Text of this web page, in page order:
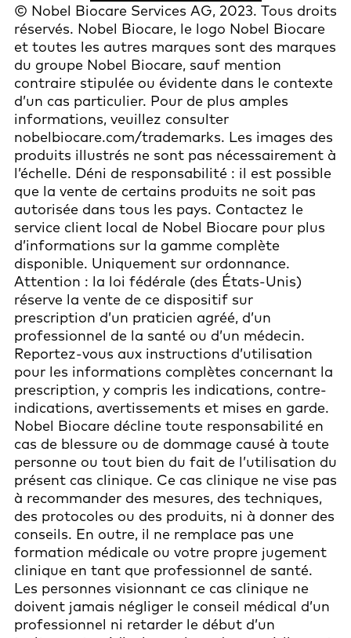
© Nobel Biocare Services AG, 2023. Tous droits
réservés. Nobel Biocare, le logo Nobel Biocare
et toutes les autres marques sont des marques
du groupe Nobel Biocare, sauf mention
contraire stipulée ou évidente dans le contexte
d’un cas particulier. Pour de plus amples
informations, veuillez consulter
nobelbiocare.com/trademarks. Les images des
produits illustrés ne sont pas nécessairement à
l’échelle. Déni de responsabilité : il est possible
que la vente de certains produits ne soit pas
autorisée dans tous les pays. Contactez le
service client local de Nobel Biocare pour plus
d’informations sur la gamme complète
disponible. Uniquement sur ordonnance.
Attention : la loi fédérale (des États-Unis)
réserve la vente de ce dispositif sur
prescription d’un praticien agréé, d’un
professionnel de la santé ou d’un médecin.
Reportez-vous aux instructions d’utilisation
pour les informations complètes concernant la
prescription, y compris les indications, contre-
indications, avertissements et mises en garde.
Nobel Biocare décline toute responsabilité en
cas de blessure ou de dommage causé à toute
personne ou tout bien du fait de l’utilisation du
présent cas clinique. Ce cas clinique ne vise pas
à recommander des mesures, des techniques,
des protocoles ou des produits, ni à donner des
conseils. En outre, il ne remplace pas une
formation médicale ou votre propre jugement
clinique en tant que professionnel de santé.
Les personnes visionnant ce cas clinique ne
doivent jamais négliger le conseil médical d’un
professionnel ni retarder le début d’un